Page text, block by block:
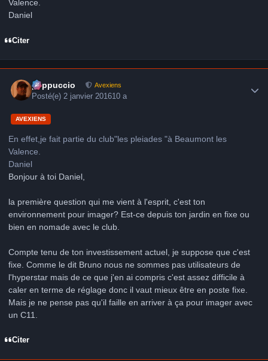
Valence.
Daniel
Citer
peppuccio Avexiens
Posté(e) 2 janvier 201610 a
AVEXIENS
En effet,je fait partie du club"les pleiades "à Beaumont les
Valence.
Daniel
Bonjour à toi Daniel,
la première question qui me vient à l'esprit, c'est ton
environnement pour imager? Est-ce depuis ton jardin en fixe ou
bien en nomade avec le club.
Compte tenu de ton investissement actuel, je suppose que c'est
fixe. Comme le dit Bruno nous ne sommes pas utilisateurs de
l'hyperstar mais de ce que j'en ai compris c'est assez difficile à
caler en terme de réglage donc il vaut mieux être en poste fixe.
Mais je ne pense pas qu'il faille en arriver à ça pour imager avec
un C11.
Citer